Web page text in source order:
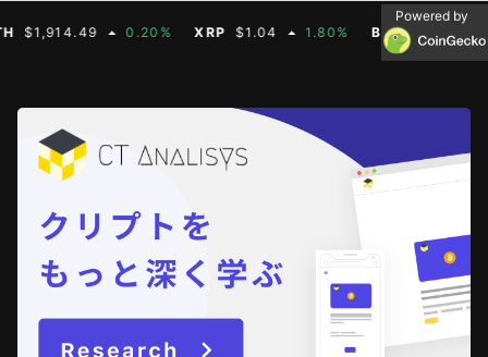
0.20% XRP $1.04 1.80% BNB $603.21
Powered by